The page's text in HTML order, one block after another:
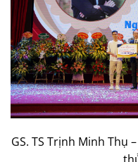
GS. TS Trịnh Minh